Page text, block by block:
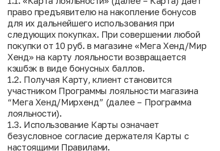
право предъявителю на накопление бонусов
для их дальнейшего использования при
следующих покупках. При совершении любой
покупки от 10 руб. в магазине «Мега Хенд/Мир
Хенд» на карту лояльности возвращается
кэшбэк в виде бонусных баллов.
1.2. Получая Карту, клиент становится
участником Программы лояльности магазина
“Мега Хенд/Мирхенд” (далее – Программа
лояльности).
1.3. Использование Карты означает
безусловное согласие держателя Карты с
настоящими Правилами.